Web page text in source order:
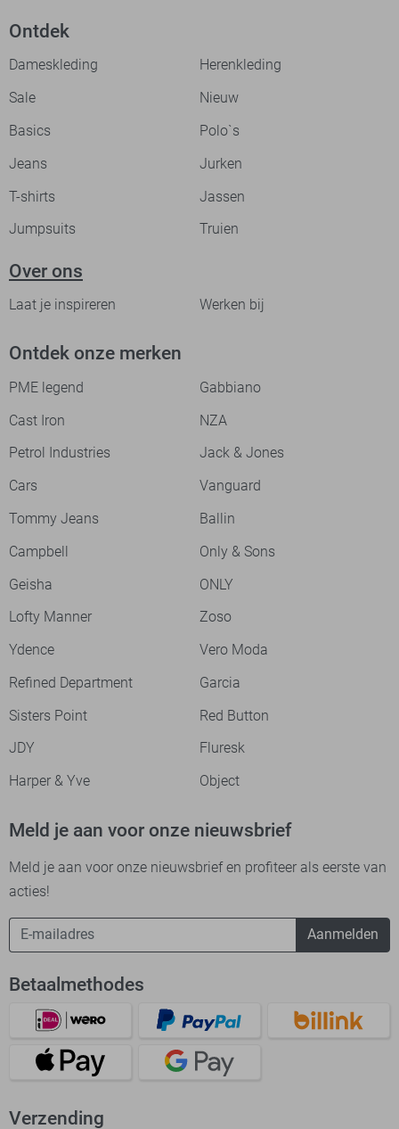
Ontdek
Dameskleding
Herenkleding
Sale
Nieuw
Basics
Polo`s
Jeans
Jurken
T-shirts
Jassen
Jumpsuits
Truien
Over ons
Laat je inspireren Werken bij
Ontdek onze merken
PME legend
Gabbiano
Cast Iron
NZA
Petrol Industries
Jack & Jones
Cars
Vanguard
Tommy Jeans
Ballin
Campbell
Only & Sons
Geisha
ONLY
Lofty Manner
Zoso
Ydence
Vero Moda
Refined Department
Garcia
Sisters Point
Red Button
JDY
Fluresk
Harper & Yve
Object
Meld je aan voor onze nieuwsbrief
Meld je aan voor onze nieuwsbrief en profiteer als eerste van
acties!
Aanmelden
Betaalmethodes
Verzending